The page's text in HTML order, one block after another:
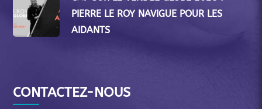
PIERRE LE ROY NAVIGUE POUR LES
AIDANTS
CONTACTEZ-NOUS